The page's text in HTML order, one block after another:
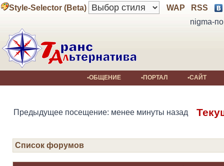
Style-Selector (Beta) WAP
RSS
nigma-
•ОБЩЕНИЕ •ПОРТАЛ •САЙТ
Предыдущее посещение: менее минуты назад
Список форумов